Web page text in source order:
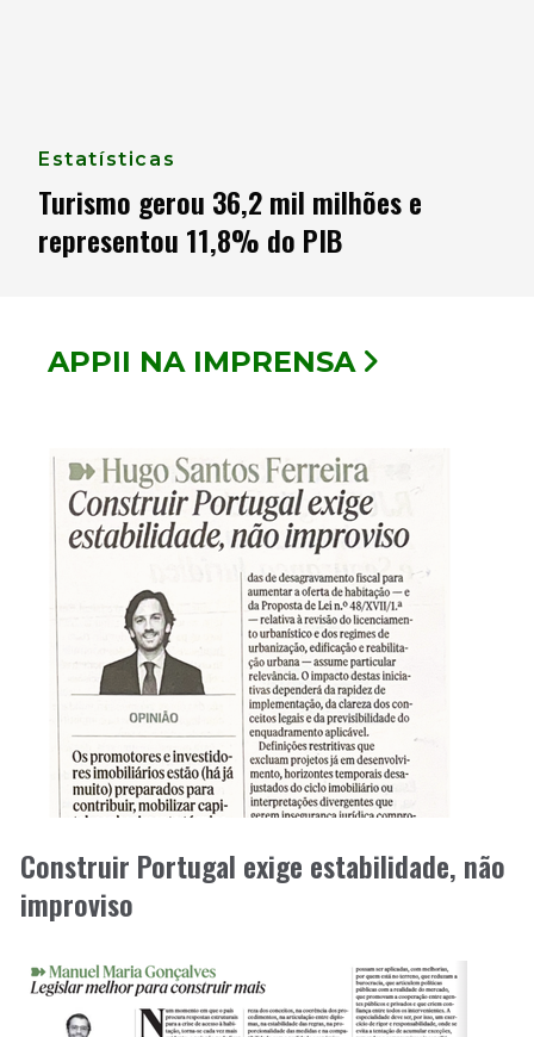
Estatísticas
Turismo gerou 36,2 mil milhões e
representou 11,8% do PIB
APPII NA IMPRENSA
Construir Portugal exige estabilidade, não
improviso